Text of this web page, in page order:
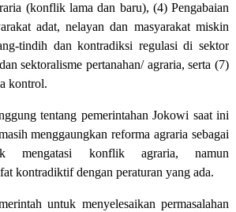
(konflik lama dan baru), (4) Pengabaian
adat, nelayan dan masyarakat miskin
tindih dan kontradiksi regulasi di sektor
sektoralisme pertanahan/ agraria, serta (7)
kontrol.
tentang pemerintahan Jokowi saat ini
menggaungkan reforma agraria sebagai
mengatasi konflik agraria, namun
kontradiktif dengan peraturan yang ada.
untuk menyelesaikan permasalahan